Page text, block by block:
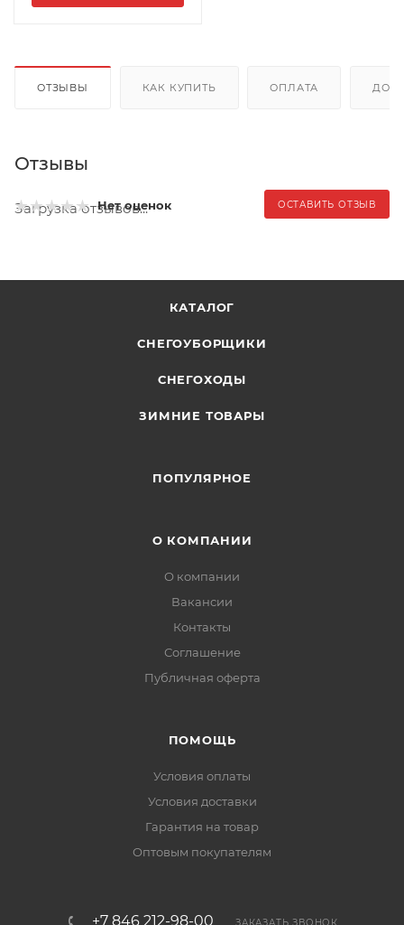
ОТЗЫВЫ КАК КУПИТЬ ОПЛАТА
Отзывы
Нет оценок ОСТАВИТЬ ОТЗЫВ
Загрузка отзывов...
КАТАЛОГ
СНЕГОУБОРЩИКИ
СНЕГОХОДЫ
ЗИМНИЕ ТОВАРЫ
ПОПУЛЯРНОЕ
О КОМПАНИИ
О компании
Вакансии
Контакты
Соглашение
Публичная оферта
ПОМОЩЬ
Условия оплаты
Условия доставки
Гарантия на товар
Оптовым покупателям
+7 846 212-98-00